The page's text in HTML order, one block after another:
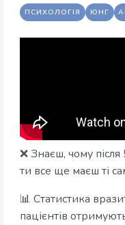
ПСИХОЛОГІЯ ЮНГ
❌ Знаєш, чому
ти все ще маєш ті
📊 Статистика
пацієнтів